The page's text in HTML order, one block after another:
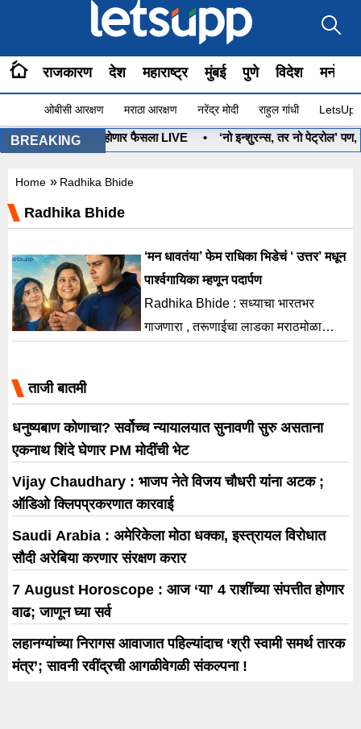
राजकारण देश महाराष्ट्र मुंबई पुणे विदेश
ओबीसी आरक्षण मराठा आरक्षण नरेंद्र मोदी राहुल गांधी
BREAKING
कोणाचा? आज होणार फैसला LIVE • ‘नो इन्शुरन्स, तर नो पेट्रोल’ पण,
Home » Radhika Bhide
Radhika Bhide
‘मन धावतंया’ फेम राधिका भिडेचं ‘ उत्तर’ मधून
पार्श्वगायिका म्हणून पदार्पण
Radhika Bhide : सध्याचा भारतभर
गाजणारा , तरूणाईचा लाडका मराठमोळा
ताजी बातमी
धनुष्यबाण कोणाचा? सर्वोच्च न्यायालयात सुनावणी सुरु असताना
एकनाथ शिंदे घेणार PM मोदींची भेट
Vijay Chaudhary : भाजप नेते विजय चौधरी यांना अटक ;
ऑडिओ क्लिपप्रकरणात कारवाई
Saudi Arabia : अमेरिकेला मोठा धक्का, इस्त्रायल विरोधात
सौदी अरेबिया करणार संरक्षण करार
7 August Horoscope : आज ‘या’ 4 राशींच्या संपत्तीत होणार
वाढ; जाणून घ्या सर्व
लहानग्यांच्या निरागस आवाजात पहिल्यांदाच ‘श्री स्वामी समर्थ तारक
मंत्र’; सावनी रवींद्रची आगळीवेगळी संकल्पना !